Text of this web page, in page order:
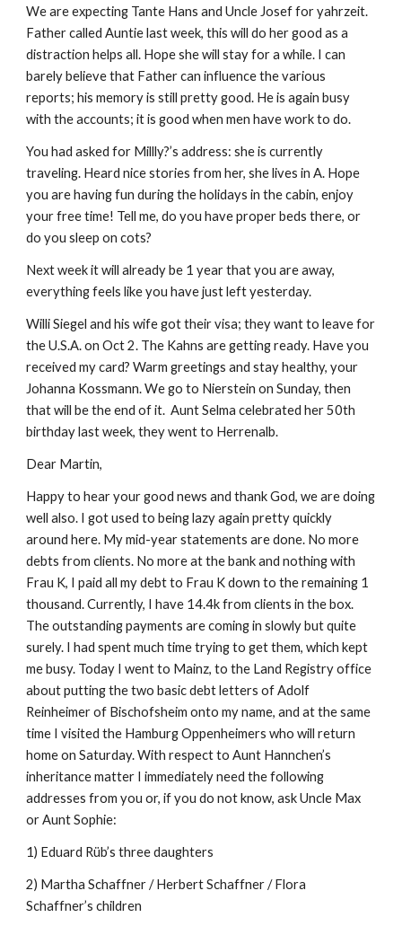
We are expecting Tante Hans and Uncle Josef for yahrzeit.
Father called Auntie last week, this will do her good as a
distraction helps all. Hope she will stay for a while. I can
barely believe that Father can influence the various
reports; his memory is still pretty good. He is again busy
with the accounts; it is good when men have work to do.
You had asked for Millly?’s address: she is currently
traveling. Heard nice stories from her, she lives in A. Hope
you are having fun during the holidays in the cabin, enjoy
your free time! Tell me, do you have proper beds there, or
do you sleep on cots?
Next week it will already be 1 year that you are away,
everything feels like you have just left yesterday.
Willi Siegel and his wife got their visa; they want to leave for
the U.S.A. on Oct 2. The Kahns are getting ready. Have you
received my card? Warm greetings and stay healthy, your
Johanna Kossmann. We go to Nierstein on Sunday, then
that will be the end of it.  Aunt Selma celebrated her 50th
birthday last week, they went to Herrenalb.
Dear Martin,
Happy to hear your good news and thank God, we are doing
well also. I got used to being lazy again pretty quickly
around here. My mid-year statements are done. No more
debts from clients. No more at the bank and nothing with
Frau K, I paid all my debt to Frau K down to the remaining 1
thousand. Currently, I have 14.4k from clients in the box.
The outstanding payments are coming in slowly but quite
surely. I had spent much time trying to get them, which kept
me busy. Today I went to Mainz, to the Land Registry office
about putting the two basic debt letters of Adolf
Reinheimer of Bischofsheim onto my name, and at the same
time I visited the Hamburg Oppenheimers who will return
home on Saturday. With respect to Aunt Hannchen’s
inheritance matter I immediately need the following
addresses from you or, if you do not know, ask Uncle Max
or Aunt Sophie:
1) Eduard Rüb’s three daughters
2) Martha Schaffner / Herbert Schaffner / Flora
Schaffner’s children